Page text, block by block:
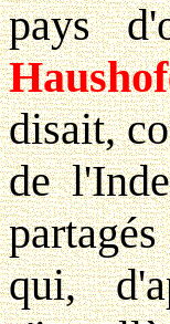
pays
disait,
de
qui,